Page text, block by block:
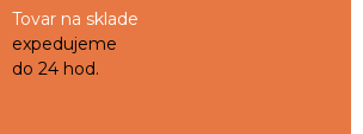
Tovar na sklade
expedujeme
do 24 hod.